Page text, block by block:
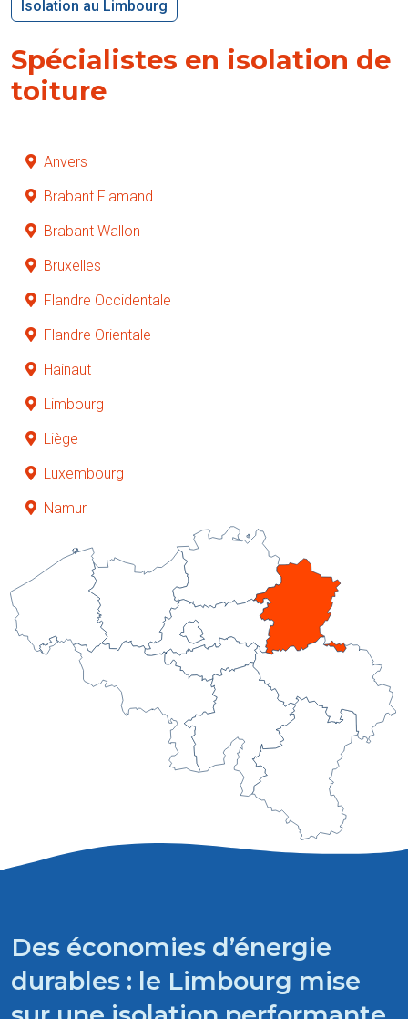
Isolation au Limbourg
Spécialistes en isolation de
toiture
Anvers
Brabant Flamand
Brabant Wallon
Bruxelles
Flandre Occidentale
Flandre Orientale
Hainaut
Limbourg
Liège
Luxembourg
Namur
Des économies d’énergie
durables : le Limbourg mise